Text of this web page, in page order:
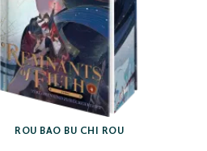
ROU BAO BU CHI ROU